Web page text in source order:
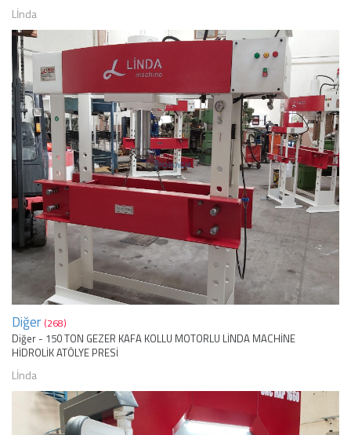
Lİnda
Diğer (268)
Diğer - 150 TON GEZER KAFA KOLLU MOTORLU LİNDA MACHİNE
HİDROLİK ATÖLYE PRESİ
Lİnda